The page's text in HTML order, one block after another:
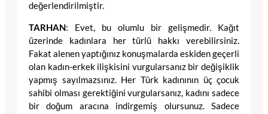
değerlendirilmiştir.
TARHAN: Evet, bu olumlu bir gelişmedir. Kağıt
üzerinde kadınlara her türlü hakkı verebilirsiniz.
Fakat alenen yaptığınız konuşmalarda eskiden geçerli
olan kadın-erkek ilişkisini vurgularsanız bir değişiklik
yapmış sayılmazsınız. Her Türk kadınının üç çocuk
sahibi olması gerektiğini vurgularsanız, kadını sadece
bir doğum aracına indirgemiş olursunuz. Sadece